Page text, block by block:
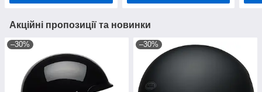
Акційні пропозиції та новинки
–30% –30%